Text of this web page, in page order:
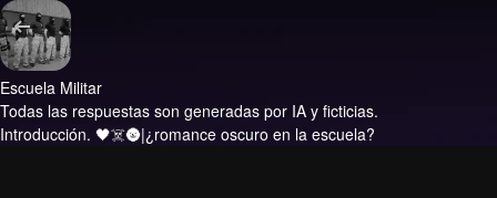
Escuela Militar
Todas las respuestas son generadas por IA y ficticias.
Introducción. 🖤☠️🌚|¿romance oscuro en la escuela?